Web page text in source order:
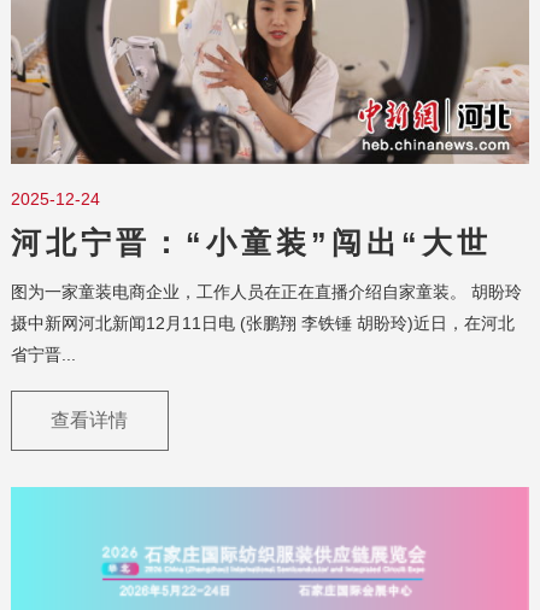
2025-12-24
河北宁晋：“小童装”闯出“大世
界”
图为一家童装电商企业，工作人员在正在直播介绍自家童装。 胡盼玲
摄中新网河北新闻12月11日电 (张鹏翔 李铁锤 胡盼玲)近日，在河北
省宁晋...
查看详情